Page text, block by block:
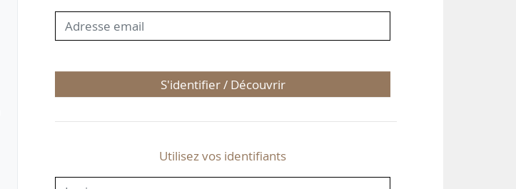
S'identifier / Découvrir
Utilisez vos identifiants